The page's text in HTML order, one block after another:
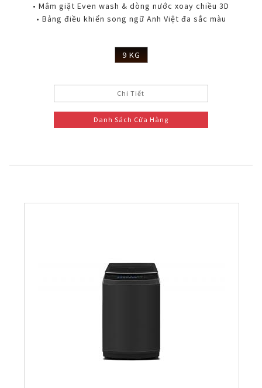
• Mâm giặt Even wash & dòng nước xoay chiều 3D
• Bảng điều khiển song ngữ Anh Việt đa sắc màu
9 KG
Chi Tiết
Danh Sách Cửa Hàng